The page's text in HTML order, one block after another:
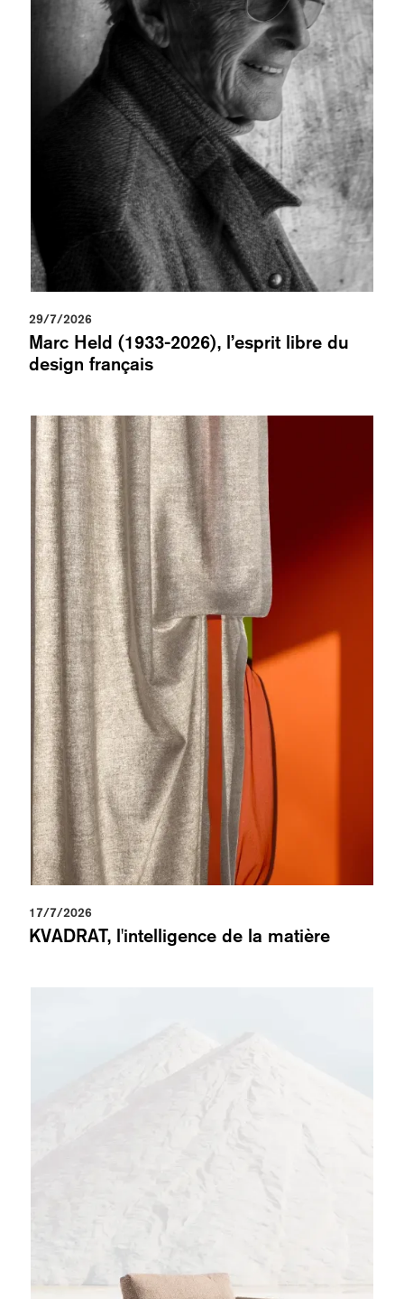
29/7/2026
Marc Held (1933-2026), l’esprit libre du
design français
17/7/2026
KVADRAT, l'intelligence de la matière